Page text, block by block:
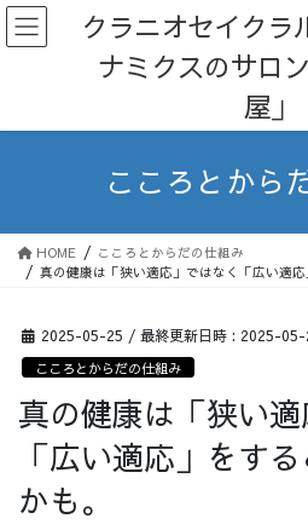
コ
ン
へ
プ
ナ
ビ
ョ
動
クラニオセイクラ
ナミクスのサロ
屋」
こころとから
HOME
こころとからだの仕組み
真の健康は「狭い適応」ではなく「広い適応
2025-05-25 / 最終更新日時 : 2025-05-
こころとからだの仕組み
真の健康は「狭い
「広い適応」をす
かも。